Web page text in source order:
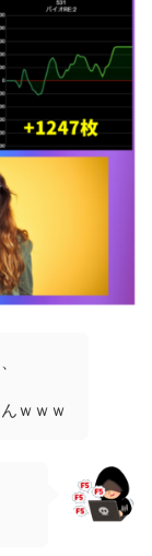
ｗｗｗ